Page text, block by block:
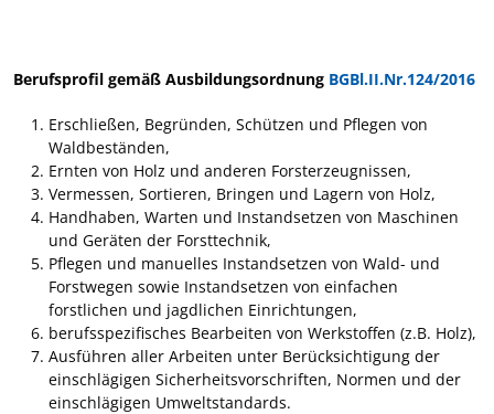
Berufsprofil gemäß Ausbildungsordnung BGBl.II.Nr.124/2016
Erschließen, Begründen, Schützen und Pflegen von
Waldbeständen,
Ernten von Holz und anderen Forsterzeugnissen,
Vermessen, Sortieren, Bringen und Lagern von Holz,
Handhaben, Warten und Instandsetzen von Maschinen
und Geräten der Forsttechnik,
Pflegen und manuelles Instandsetzen von Wald- und
Forstwegen sowie Instandsetzen von einfachen
forstlichen und jagdlichen Einrichtungen,
berufsspezifisches Bearbeiten von Werkstoffen (z.B. Holz),
Ausführen aller Arbeiten unter Berücksichtigung der
einschlägigen Sicherheitsvorschriften, Normen und der
einschlägigen Umweltstandards.